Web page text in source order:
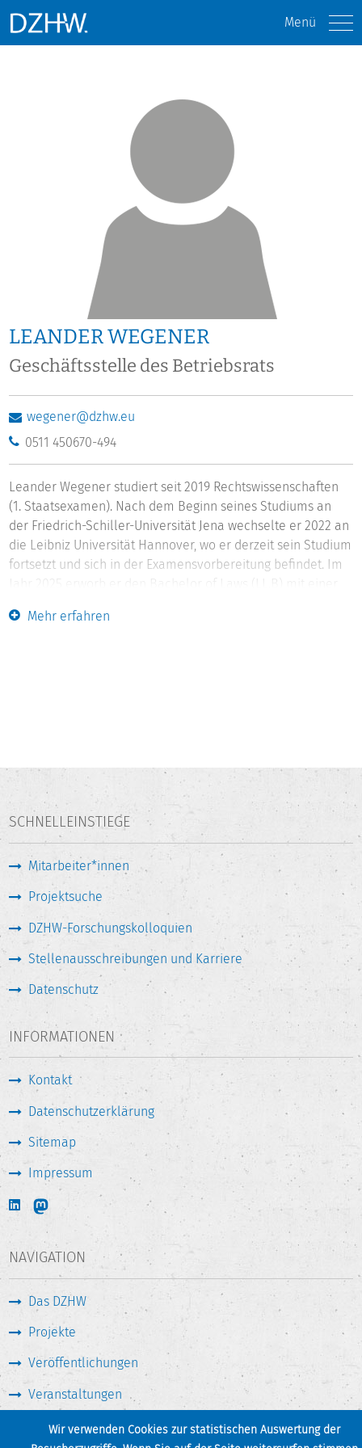
Wir verwenden Cookies zur statistischen Auswertung der
Menü
LEANDER WEGENER
Geschäftsstelle des Betriebsrats
wegener@dzhw.eu
0511 450670-494
Leander Wegener studiert seit 2019 Rechtswissenschaften
(1. Staatsexamen). Nach dem Beginn seines Studiums an
der Friedrich-Schiller-Universität Jena wechselte er 2022 an
die Leibniz Universität Hannover, wo er derzeit sein Studium
fortsetzt und sich in der Examensvorbereitung befindet. Im
Jahr 2025 erworb er den Bachelor of Laws (LL.B) mit einer
Allgemeinen Studierendenausschuss (AStA) der Leibniz
Mehr erfahren
SCHNELLEINSTIEGE
Mitarbeiter*innen
Projektsuche
DZHW-Forschungskolloquien
Stellenausschreibungen und Karriere
Datenschutz
INFORMATIONEN
Kontakt
Datenschutzerklärung
Sitemap
Impressum
NAVIGATION
Das DZHW
Projekte
Veröffentlichungen
Veranstaltungen
Medien & Service